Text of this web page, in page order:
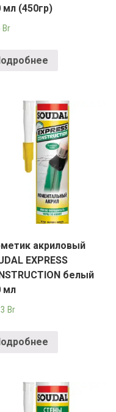
мл (450гр)
Br
акриловый
EXPRESS
белый
мл
Br